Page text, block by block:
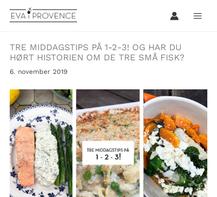
rett
TRE MIDDAGSTIPS PÅ 1-2-3! OG HAR DU
HØRT HISTORIEN OM DE TRE SMÅ FISK?
6. november 2019